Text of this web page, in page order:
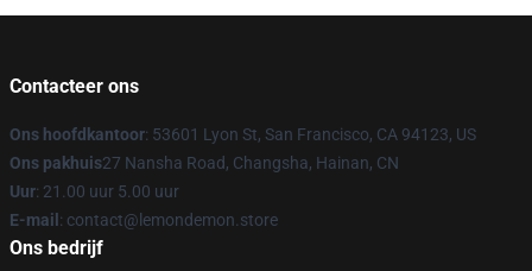
Contacteer ons
Ons hoofdkantoor: 53601 Lyon St, San Francisco, CA 94123, US
Ons pakhuis27 Nansha Road, Changsha, Hainan, CN
Uur: 21.00 uur 5.00 uur
E-mail : contact@lemondemon.store
Ons bedrijf